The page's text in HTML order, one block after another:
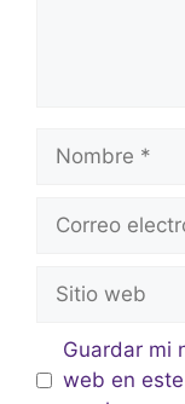
Guardar mi
web en